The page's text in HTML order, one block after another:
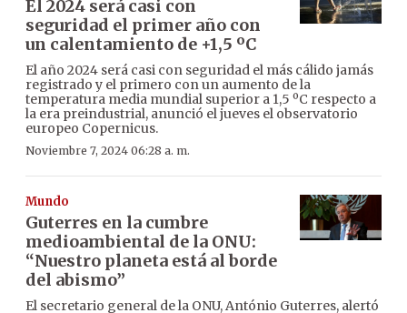
El 2024 será casi con
seguridad el primer año con
un calentamiento de +1,5 ºC
El año 2024 será casi con seguridad el más cálido jamás
registrado y el primero con un aumento de la
temperatura media mundial superior a 1,5 ºC respecto a
la era preindustrial, anunció el jueves el observatorio
europeo Copernicus.
Noviembre 7, 2024 06:28 a. m.
Mundo
Guterres en la cumbre
medioambiental de la ONU:
“Nuestro planeta está al borde
del abismo”
El secretario general de la ONU, António Guterres, alertó